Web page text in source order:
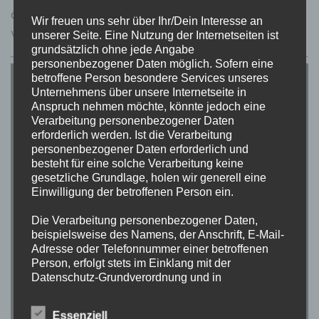
der Pfeiltasten umgeblättert werden. Über
verlässt man diesen Modus wieder.
Wir freuen uns sehr über Ihr/Dein Interesse an
unserer Seite. Eine Nutzung der Internetseiten ist
grundsätzlich ohne jede Angabe
personenbezogener Daten möglich. Sofern eine
betroffene Person besondere Services unseres
Unternehmens über unsere Internetseite in
Anspruch nehmen möchte, könnte jedoch eine
Verarbeitung personenbezogener Daten
erforderlich werden. Ist die Verarbeitung
personenbezogener Daten erforderlich und
besteht für eine solche Verarbeitung keine
gesetzliche Grundlage, holen wir generell eine
Einwilligung der betroffenen Person ein.
Die Verarbeitung personenbezogener Daten,
beispielsweise des Namens, der Anschrift, E-Mail-
Adresse oder Telefonnummer einer betroffenen
Person, erfolgt stets im Einklang mit der
Datenschutz-Grundverordnung und in
landesspezifischen Datenschutzbestimmungen.
Essenziell